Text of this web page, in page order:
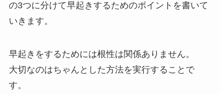
の3つに分けて早起きするためのポイントを書いて
いきます。
早起きをするためには根性は関係ありません。
大切なのはちゃんとした方法を実行することで
す。